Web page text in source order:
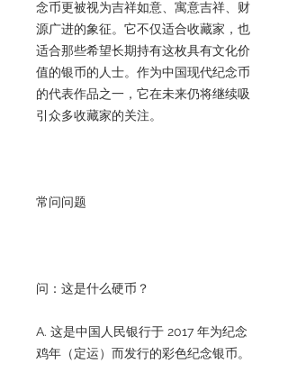
念币更被视为吉祥如意、寓意吉祥、财
源广进的象征。它不仅适合收藏家，也
适合那些希望长期持有这枚具有文化价
值的银币的人士。作为中国现代纪念币
的代表作品之一，它在未来仍将继续吸
引众多收藏家的关注。
常问问题
问：这是什么硬币？
A. 这是中国人民银行于 2017 年为纪念
鸡年（定运）而发行的彩色纪念银币。